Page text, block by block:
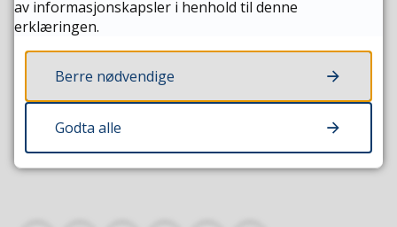
Vestnes kyrkjelege fellesråd ønskjer innspel til
forslaget innan
Alle kan nytte seg av høvet til å kome med
høyringssvar.
Sist endra 08.06.2026 09.49
av informasjonskapsler i henhold til denne
erklæringen.
Berre nødvendige
Godta alle